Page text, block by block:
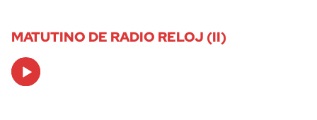
MATUTINO DE RADIO RELOJ (II)
Audio
Player